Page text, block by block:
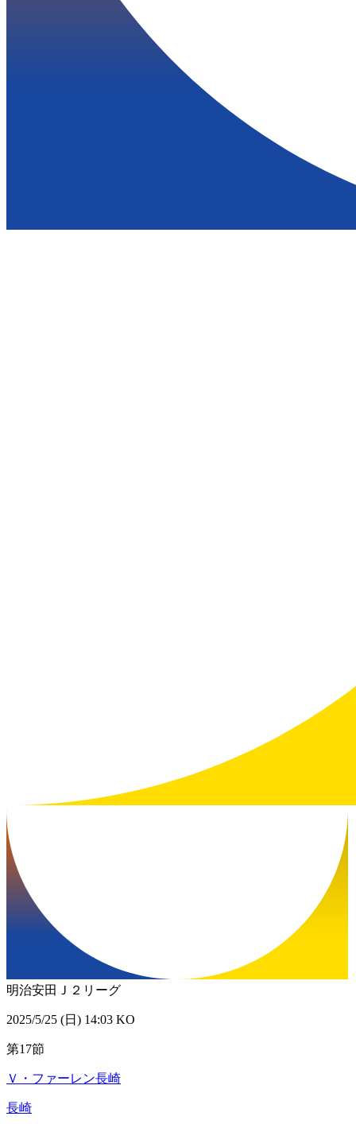
明治安田Ｊ２リーグ
2025/5/25 (日) 14:03 KO
第17節
Ｖ・ファーレン長崎
長崎